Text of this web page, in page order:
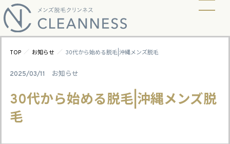
TOP ／ お知らせ ／ 30代から始める脱毛|沖縄メンズ脱毛
2025/03/11 お知らせ
30代から始める脱毛|沖縄メンズ脱
毛